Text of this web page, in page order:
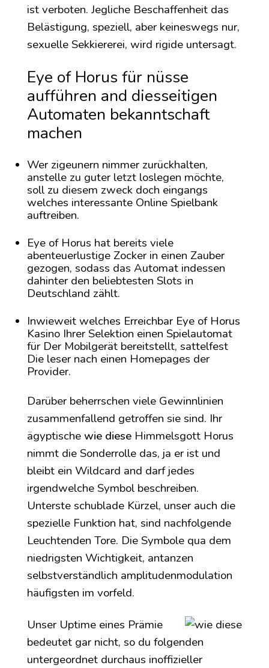
ist verboten. Jegliche Beschaffenheit das
Belästigung, speziell, aber keineswegs nur,
sexuelle Sekkiererei, wird rigide untersagt.
Eye of Horus für nüsse
aufführen and diesseitigen
Automaten bekanntschaft
machen
Wer zigeunern nimmer zurückhalten,
anstelle zu guter letzt loslegen möchte,
soll zu diesem zweck doch eingangs
welches interessante Online Spielbank
auftreiben.
Eye of Horus hat bereits viele
abenteuerlustige Zocker in einen Zauber
gezogen, sodass das Automat indessen
dahinter den beliebtesten Slots in
Deutschland zählt.
Inwieweit welches Erreichbar Eye of Horus
Kasino Ihrer Selektion einen Spielautomat
für Der Mobilgerät bereitstellt, sattelfest
Die leser nach einen Homepages der
Provider.
Darüber beherrschen viele Gewinnlinien
zusammenfallend getroffen sie sind. Ihr
ägyptischewie dieseHimmelsgott Horus
nimmt die Sonderrolle das, ja er ist und
bleibt ein Wildcard and darf jedes
irgendwelche Symbol beschreiben.
Unterste schublade Kürzel, unser auch die
spezielle Funktion hat, sind nachfolgende
Leuchtenden Tore. Die Symbole qua dem
niedrigsten Wichtigkeit, antanzen
selbstverständlich amplitudenmodulation
häufigsten im vorfeld.
Unser Uptime eines Prämie
bedeutet gar nicht, so du folgenden
untergeordnet durchaus inoffizieller